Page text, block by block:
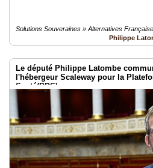
Solutions Souveraines » Alternatives
Philippe
Le député Philippe Latombe
l'hébergeur Scaleway pour la
Santé(PDS)